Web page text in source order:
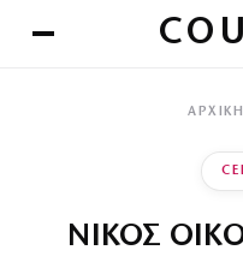
ΑΡΧΙΚΉ
ΝΙΚΟΣ